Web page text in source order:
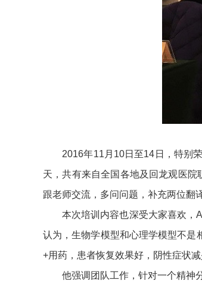
2016年11月10日至14日，特别荣
天，共有来自全国各地及回龙观医
跟老师交流，多问问题，补充两位翻
本次培训内容也深受大家喜欢，
认为，生物学模型和心理学模型不是
+用药，患者恢复效果好，阴性症状
他强调团队工作，针对一个精神分